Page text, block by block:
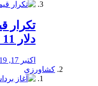
تکرار
دلار 11 400
اکتبر 17, 2019
کشاورزی